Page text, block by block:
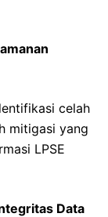
celah
mitigasi yang
LPSE
Data